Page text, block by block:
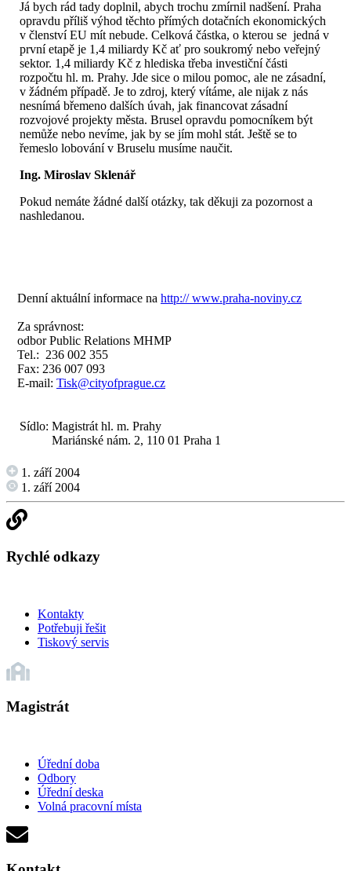
Já bych rád tady doplnil, abych trochu zmírnil nadšení. Praha
opravdu příliš výhod těchto přímých dotačních ekonomických
v členství EU mít nebude. Celková částka, o kterou se jedná v
první etapě je 1,4 miliardy Kč ať pro soukromý nebo veřejný
sektor. 1,4 miliardy Kč z hlediska třeba investiční části
rozpočtu hl. m. Prahy. Jde sice o milou pomoc, ale ne zásadní,
v žádném případě. Je to zdroj, který vítáme, ale nijak z nás
nesnímá břemeno dalších úvah, jak financovat zásadní
rozvojové projekty města. Brusel opravdu pomocníkem být
nemůže nebo nevíme, jak by se jím mohl stát. Ještě se to
řemeslo lobování v Bruselu musíme naučit.
Ing. Miroslav Sklenář
Pokud nemáte žádné další otázky, tak děkuji za pozornost a
nashledanou.
Denní aktuální informace na http:// www.praha-noviny.cz
Za správnost:
odbor Public Relations MHMP
Tel.: 236 002 355
Fax: 236 007 093
E-mail: Tisk@cityofprague.cz
Sídlo: Magistrát hl. m. Prahy
Mariánské nám. 2, 110 01 Praha 1
1. září 2004
1. září 2004
Rychlé odkazy
Kontakty
Potřebuji řešit
Tiskový servis
Magistrát
Úřední doba
Odbory
Úřední deska
Volná pracovní místa